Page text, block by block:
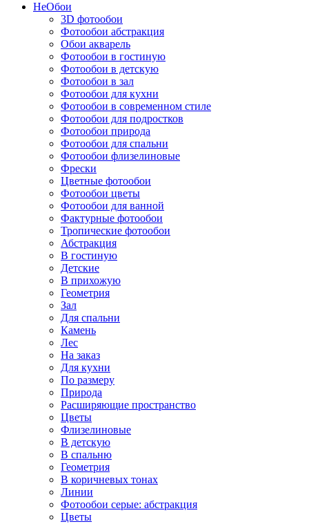
НеОбои
3D фотообои
Фотообои абстракция
Обои акварель
Фотообои в гостиную
Фотообои в детскую
Фотообои в зал
Фотообои для кухни
Фотообои в современном стиле
Фотообои для подростков
Фотообои природа
Фотообои для спальни
Фотообои флизелиновые
Фрески
Цветные фотообои
Фотообои цветы
Фотообои для ванной
Фактурные фотообои
Тропические фотообои
Абстракция
В гостиную
Детские
В прихожую
Геометрия
Зал
Для спальни
Камень
Лес
На заказ
Для кухни
По размеру
Природа
Расширяющие пространство
Цветы
Флизелиновые
В детскую
В спальню
Геометрия
В коричневых тонах
Линии
Фотообои серые: абстракция
Цветы